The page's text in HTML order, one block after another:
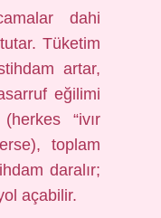
dahi
Tüketim
artar,
eğilimi
“ivır
toplam
daralır;
açabilir.